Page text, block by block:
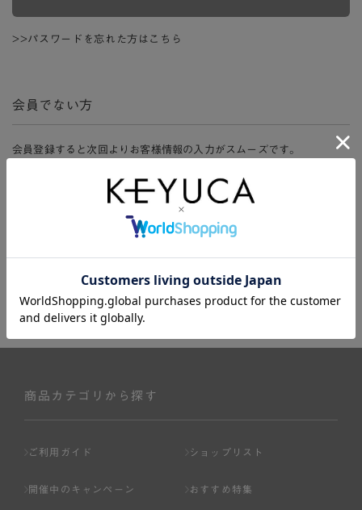
>>パスワードを忘れた方はこちら
会員でない方
会員登録すると次回よりお客様情報の入力がスムーズです。
ージ、購入履歴をご利用いただけます。
商品カテゴリから探す
ご利用ガイド ショップリスト
開催中のキャンペーン おすすめ特集